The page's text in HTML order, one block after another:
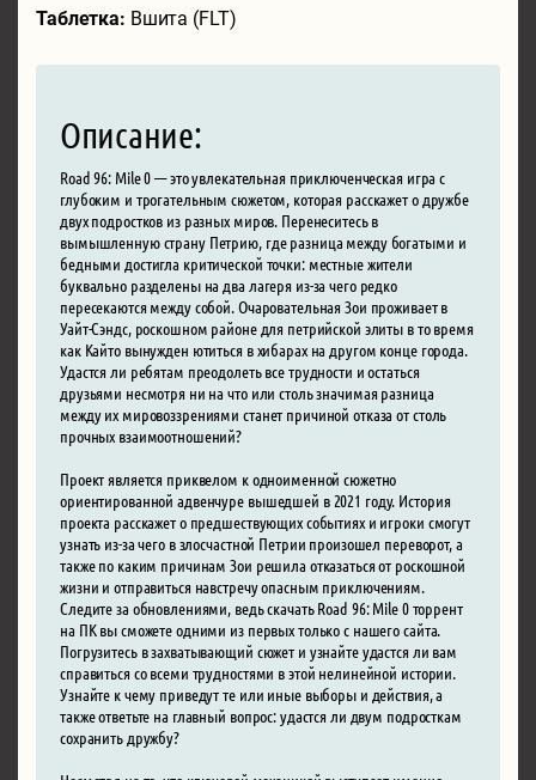
Таблетка: Вшита (FLT)
Описание:
Road 96: Mile 0 — это увлекательная приключенческая игра с
глубоким и трогательным сюжетом, которая расскажет о дружбе
двух подростков из разных миров. Перенеситесь в
вымышленную страну Петрию, где разница между богатыми и
бедными достигла критической точки: местные жители
буквально разделены на два лагеря из-за чего редко
пересекаются между собой. Очаровательная Зои проживает в
Уайт-Сэндс, роскошном районе для петрийской элиты в то время
как Кайто вынужден ютиться в хибарах на другом конце города.
Удастся ли ребятам преодолеть все трудности и остаться
друзьями несмотря ни на что или столь значимая разница
между их мировоззрениями станет причиной отказа от столь
прочных взаимоотношений?
Проект является приквелом к одноименной сюжетно
ориентированной адвенчуре вышедшей в 2021 году. История
проекта расскажет о предшествующих событиях и игроки смогут
узнать из-за чего в злосчастной Петрии произошел переворот, а
также по каким причинам Зои решила отказаться от роскошной
жизни и отправиться навстречу опасным приключениям.
Следите за обновлениями, ведь скачать Road 96: Mile 0 торрент
на ПК вы сможете одними из первых только с нашего сайта.
Погрузитесь в захватывающий сюжет и узнайте удастся ли вам
справиться со всеми трудностями в этой нелинейной истории.
Узнайте к чему приведут те или иные выборы и действия, а
также ответьте на главный вопрос: удастся ли двум подросткам
сохранить дружбу?